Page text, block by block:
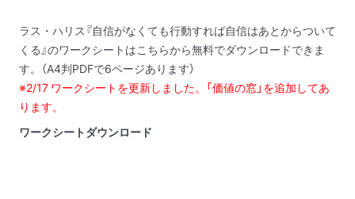
ラス・ハリス『自信がなくても行動すれば自信はあとからついて
くる』のワークシートはこちらから無料でダウンロードできま
す。（A4判PDFで6ページあります）
※2/17 ワークシートを更新しました。「価値の窓」を追加してあ
ります。
ワークシートダウンロード